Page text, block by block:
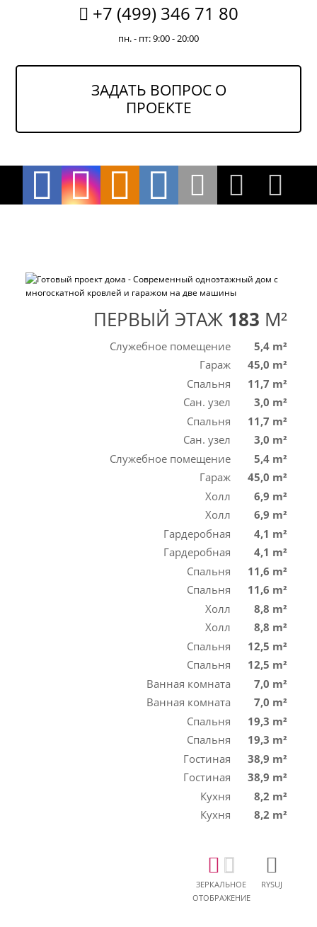
+7 (499) 346 71 80
пн. - пт: 9:00 - 20:00
ЗАДАТЬ ВОПРОС О
ПРОЕКТЕ
ПЕРВЫЙ ЭТАЖ 183 M²
Служебное помещение
5,4 m²
Гараж
45,0 m²
Спальня
11,7 m²
Сан. узел
3,0 m²
Спальня
11,7 m²
Сан. узел
3,0 m²
Служебное помещение
5,4 m²
Гараж
45,0 m²
Холл
6,9 m²
Холл
6,9 m²
Гардеробная
4,1 m²
Гардеробная
4,1 m²
Спальня
11,6 m²
Спальня
11,6 m²
Холл
8,8 m²
Холл
8,8 m²
Спальня
12,5 m²
Спальня
12,5 m²
Ванная комната
7,0 m²
Ванная комната
7,0 m²
Спальня
19,3 m²
Спальня
19,3 m²
Гостиная
38,9 m²
Гостиная
38,9 m²
Кухня
8,2 m²
Кухня
8,2 m²
ЗЕРКАЛЬНОЕ
ОТОБРАЖЕНИЕ
RYSUJ